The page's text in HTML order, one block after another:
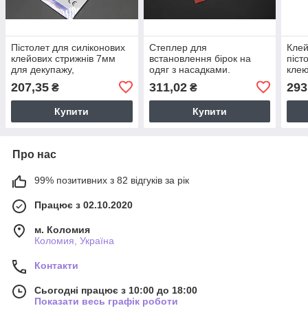
Пістолет для силіконових
клейових стрижнів 7мм
для декупажу,
наклеювання цінників
207,35 ₴
Купити
Степлер для
встановлення бірок на
одяг з насадками.
311,02₴
Купити
Про нас
99% позитивних з 82 відгуків за рік
Працює з 02.10.2020
м. Коломия
Коломия, Україна
Контакти
Сьогодні працює з 10:00 до 18:00
Показати весь графік роботи